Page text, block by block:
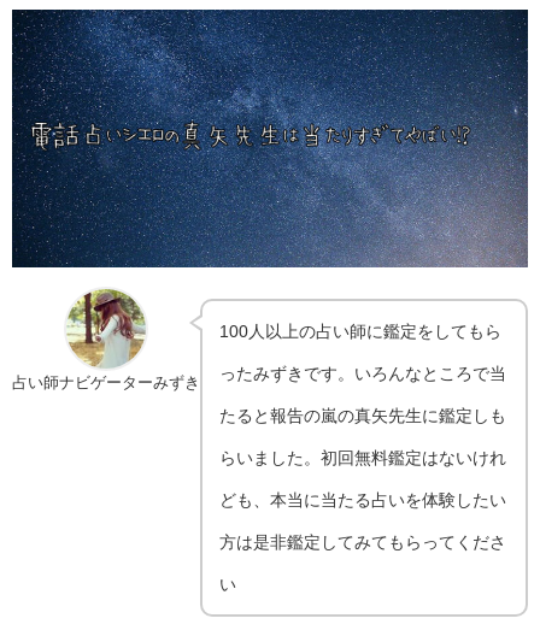
占い師ナビゲーターみずき
100人以上の占い師に鑑定をしてもら
ったみずきです。いろんなところで当
たると報告の嵐の真矢先生に鑑定しも
らいました。初回無料鑑定はないけれ
ども、本当に当たる占いを体験したい
方は是非鑑定してみてもらってくださ
い